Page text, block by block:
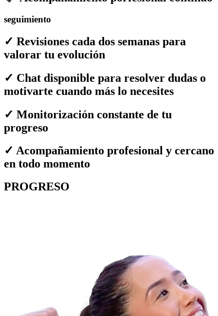
seguimiento
✓ Revisiones cada dos semanas para
valorar tu evolución
✓ Chat disponible para resolver dudas o
motivarte cuando más lo necesites
✓ Monitorización constante de tu
progreso
✓ Acompañamiento profesional y cercano
en todo momento
PROGRESO